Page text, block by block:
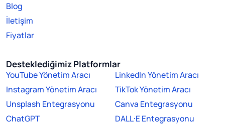
Blog
İletişim
Fiyatlar
Desteklediğimiz Platformlar
YouTube Yönetim Aracı
LinkedIn Yönetim Aracı
Instagram Yönetim Aracı
TikTok Yönetim Aracı
Unsplash Entegrasyonu
Canva Entegrasyonu
ChatGPT
DALL·E Entegrasyonu